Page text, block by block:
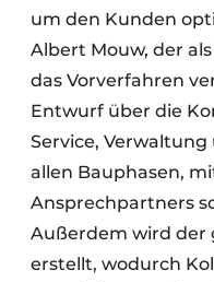
um den Kunden
Albert Mouw, der
das Vorverfahren
Entwurf über die
Service,
allen Bauphasen,
Ansprechpartners
Außerdem wird der
erstellt, wodurch